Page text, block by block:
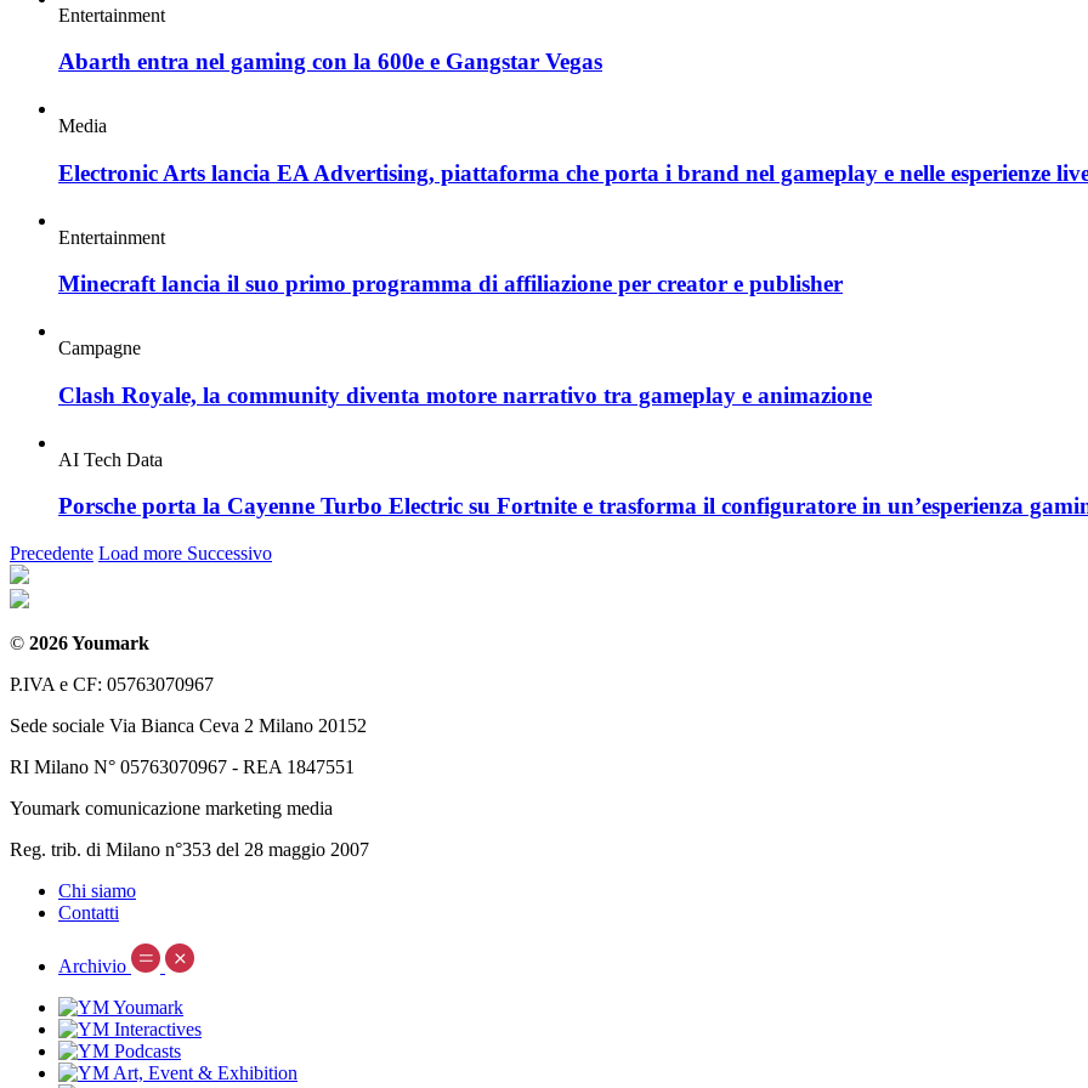
Entertainment
Abarth entra nel gaming con la 600e e Gangstar Vegas
Media
Electronic Arts lancia EA Advertising, piattaforma che porta i brand nel gameplay e nelle esperienze
Entertainment
Minecraft lancia il suo primo programma di affiliazione per creator e publisher
Campagne
Clash Royale, la community diventa motore narrativo tra gameplay e animazione
AI Tech Data
Porsche porta la Cayenne Turbo Electric su Fortnite e trasforma il configuratore in un’esperienza
Precedente Load more Successivo
© 2026 Youmark
P.IVA e CF: 05763070967
Sede sociale Via Bianca Ceva 2 Milano 20152
RI Milano N° 05763070967 - REA 1847551
Youmark comunicazione marketing media
Reg. trib. di Milano n°353 del 28 maggio 2007
Chi siamo
Contatti
Archivio